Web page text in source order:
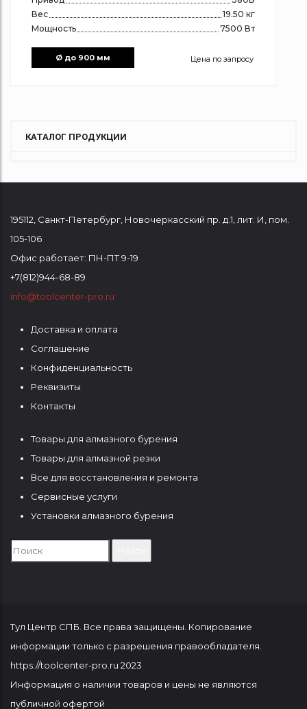
Вес
19.50 кг
Мощность
7500 Вт
Ø до 900 мм Цена по запросу
КАТАЛОГ ПРОДУКЦИИ
195112 Санкт-Петербург Новочеркасский пр. д.1, лит. И, пом.
105-106
Офис работает: ПН-ПТ 9-19
+7(812)944-68-89
info@toolcenter-pro.ru
ФУТЕРДоставка и оплата
Соглашение
Конфиденциальность
Реквизиты
Контакты
ФУТЕРТовары для алмазного бурения
Товары для алмазной резки
Все для восстановления и ремонта
Сервисные услуги
Установки алмазного бурения
Search
Тул Центр СПБ. Все права защищены. Копирование
информации только с разрешения правообладателя.
https://toolcenter-pro.ru 2023
Информация о наличии товаров и цены не являются
публичной офертой